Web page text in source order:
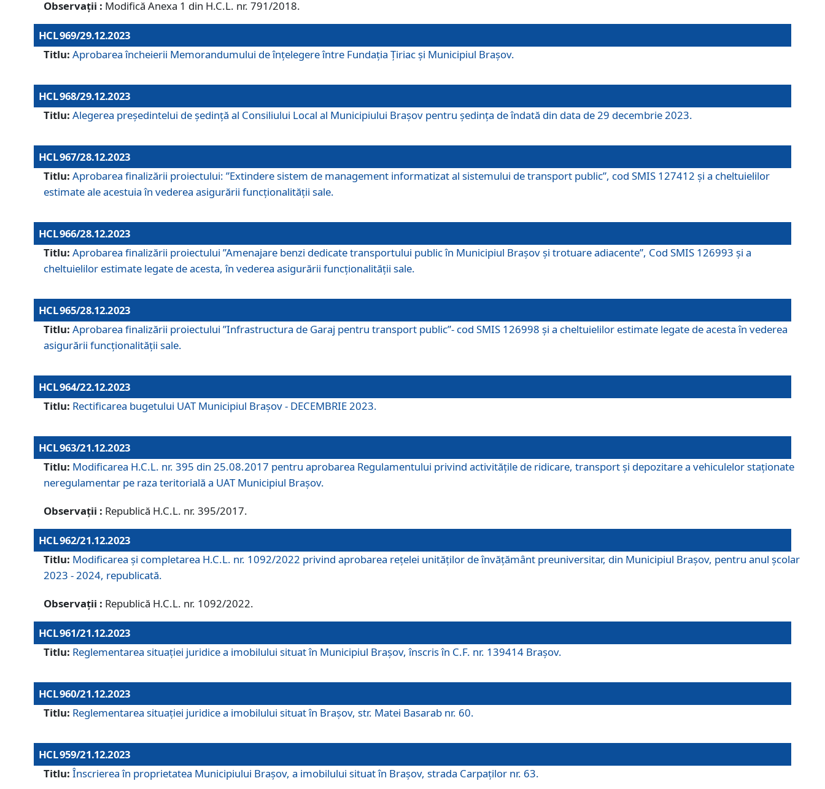
Observații : Modifică Anexa 1 din H.C.L. nr. 791/2018.
HCL 969/29.12.2023
Titlu: Aprobarea încheierii Memorandumului de înțelegere între Fundația Țiriac și Municipiul Brașov.
HCL 968/29.12.2023
Titlu: Alegerea preşedintelui de şedinţă al Consiliului Local al Municipiului Braşov pentru ședința de îndată din data de 29 decembrie 2023.
HCL 967/28.12.2023
Titlu: Aprobarea finalizării proiectului: ”Extindere sistem de management informatizat al sistemului de transport public”, cod SMIS 127412 și a cheltuielilor
estimate ale acestuia în vederea asigurării funcționalității sale.
HCL 966/28.12.2023
Titlu: Aprobarea finalizării proiectului ”Amenajare benzi dedicate transportului public în Municipiul Brașov şi trotuare adiacente”, Cod SMIS 126993 și a
cheltuielilor estimate legate de acesta, în vederea asigurării funcționalității sale.
HCL 965/28.12.2023
Titlu: Aprobarea finalizării proiectului ”Infrastructura de Garaj pentru transport public”- cod SMIS 126998 și a cheltuielilor estimate legate de acesta în vederea
asigurării funcționalității sale.
HCL 964/22.12.2023
Titlu: Rectificarea bugetului UAT Municipiul Braşov - DECEMBRIE 2023.
HCL 963/21.12.2023
Titlu: Modificarea H.C.L. nr. 395 din 25.08.2017 pentru aprobarea Regulamentului privind activitățile de ridicare, transport şi depozitare a vehiculelor staționate
neregulamentar pe raza teritorială a UAT Municipiul Braşov.
Observații : Republică H.C.L. nr. 395/2017.
HCL 962/21.12.2023
Titlu: Modificarea și completarea H.C.L. nr. 1092/2022 privind aprobarea rețelei unităților de învăţământ preuniversitar, din Municipiul Braşov, pentru anul școlar
2023 - 2024, republicată.
Observații : Republică H.C.L. nr. 1092/2022.
HCL 961/21.12.2023
Titlu: Reglementarea situației juridice a imobilului situat în Municipiul Brașov, înscris în C.F. nr. 139414 Brașov.
HCL 960/21.12.2023
Titlu: Reglementarea situației juridice a imobilului situat în Brașov, str. Matei Basarab nr. 60.
HCL 959/21.12.2023
Titlu: Înscrierea în proprietatea Municipiului Brașov, a imobilului situat în Brașov, strada Carpaților nr. 63.